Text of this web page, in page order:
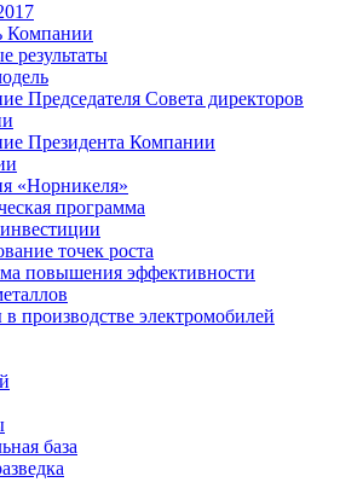
Компании
результаты
Председателя Совета директоров
Президента Компании
«Норникеля»
программа
точек роста
повышения эффективности
производстве электромобилей
база